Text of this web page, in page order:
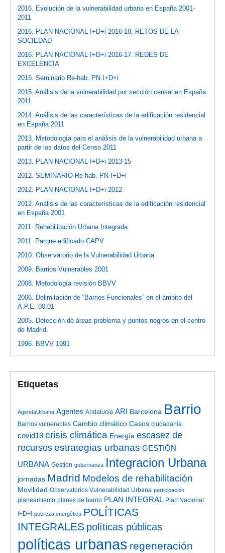
2016. Evolución de la vulnerabilidad urbana en España 2001-
2011
2016. PLAN NACIONAL I+D+i 2016-18. RETOS DE LA
SOCIEDAD
2016. PLAN NACIONAL I+D+i 2016-17. REDES DE
EXCELENCIA
2015. Seminario Re-hab. PN I+D+i
2015. Análisis de la vulnerabilidad por sección censal en España
2011
2014. Análisis de las características de la edificación residencial
en España 2011
2013. Metodología para el análisis de la vulnerabilidad urbana a
partir de los datos del Censo 2011
2013. PLAN NACIONAL I+D+i 2013-15
2012. SEMINARIO Re-hab. PN I+D+i
2012. PLAN NACIONAL I+D+i 2012
2012. Análisis de las características de la edificación residencial
en España 2001
2011. Rehabilitación Urbana Integrada
2011. Parque edificado CAPV
2010. Observatorio de la Vulnerabilidad Urbana
2009. Barrios Vulnerables 2001
2008. Metodología revisión BBVV
2006. Delimitación de “Barrios Funcionales” en el ámbito del
A.P.E. 00.01
2005. Detección de áreas problema y puntos negros en el centro
de Madrid.
1996. BBVV 1991
Etiquetas
AgendaUrbana Agentes Andalucía ARI Barcelona Barrio
Barrios vulnerables Cambio climático Casos ciudadanía
covid19 crisis climática Energía escasez de
recursos estrategias urbanas GESTIÓN
URBANA Gestión gobernanza Integracion Urbana
jornadas Madrid Modelos de rehabilitación
Movilidad Observatorios Vulnerabilidad Urbana participación
planeamiento planes de barrio PLAN INTEGRAL Plan Nacional
I+D+i pobreza energética POLÍTICAS
INTEGRALES políticas públicas
políticas urbanas regeneración